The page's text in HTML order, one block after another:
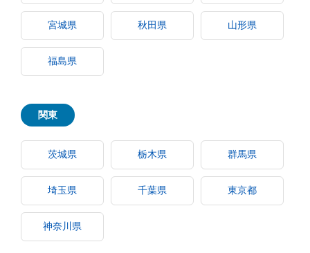
宮城県 秋田県 山形県
福島県
関東
茨城県 栃木県 群馬県
埼玉県 千葉県 東京都
神奈川県